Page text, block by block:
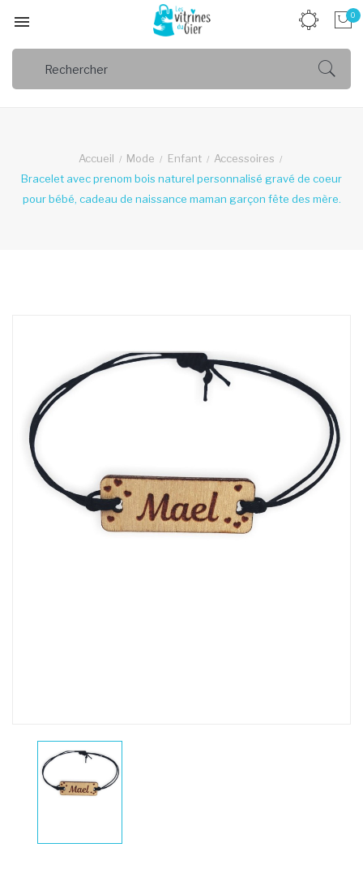
 0
Accueil Mode Enfant
Accessoires
Bracelet avec prenom bois naturel personnalisé gravé de coeur
pour bébé, cadeau de naissance maman garçon fête des mère.